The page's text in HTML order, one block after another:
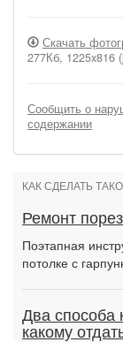
Скачать
277Кб, 1225x816
Сообщить о
содержании
КАК СДЕЛАТЬ
Ремонт
Поэтапная
потолке с
Два способа
какому